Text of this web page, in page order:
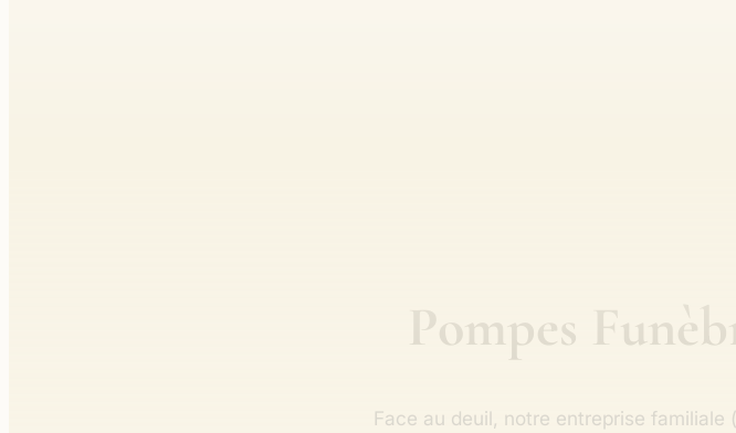
Pompes
Face au deuil, notre entreprise